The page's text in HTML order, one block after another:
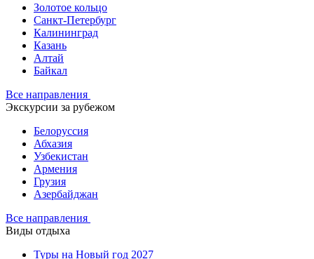
Золотое кольцо
Санкт-Петербург
Калининград
Казань
Алтай
Байкал
Все направления
Экскурсии за рубежом
Белоруссия
Абхазия
Узбекистан
Армения
Грузия
Азербайджан
Все направления
Виды отдыха
Туры на Новый год 2027